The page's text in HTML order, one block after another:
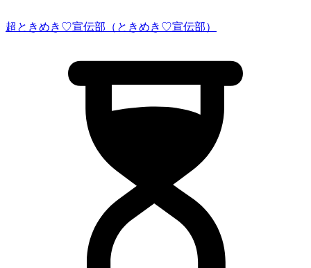
超ときめき♡宣伝部（ときめき♡宣伝部）